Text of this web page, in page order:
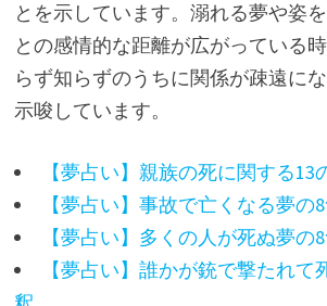
とを示しています。溺れる夢や姿
との感情的な距離が広がっている
らず知らずのうちに関係が疎遠に
示唆しています。
【夢占い】親族の死に関する13
【夢占い】事故で亡くなる夢の
【夢占い】多くの人が死ぬ夢の
【夢占い】誰かが銃で撃たれて